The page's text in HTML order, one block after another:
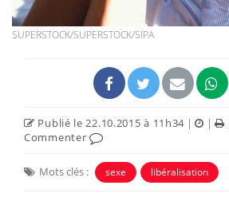
SUPERSTOCK/SUPERSTOCK/SIPA
Publié le 22.10.2015 à 11h34 | |
Commenter
Mots clés : sexe libéralisation